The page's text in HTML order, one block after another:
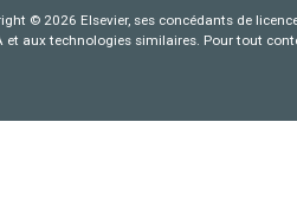
© 2026 Elsevier, ses concédants de
et aux technologies similaires. Pour tout